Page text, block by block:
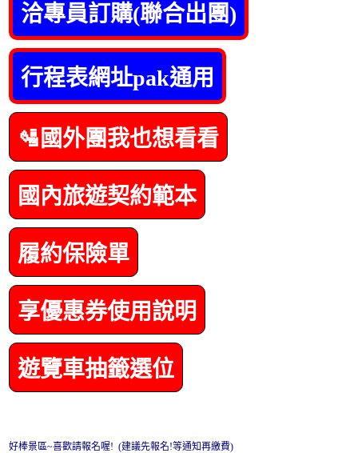
洽專員訂購(聯合出團)
行程表網址pak通用
🛂國外團我也想看看
國內旅遊契約範本
履約保險單
享優惠券使用說明
遊覽車抽籤選位
好棒景區~喜歡請報名喔! (建議先報名!等通知再繳費)